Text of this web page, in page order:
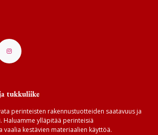
tukkuliike
perinteisten rakennustuotteiden saatavuus ja
Haluamme ylläpitää perinteisiä
kestävien materiaalien käyttöä.